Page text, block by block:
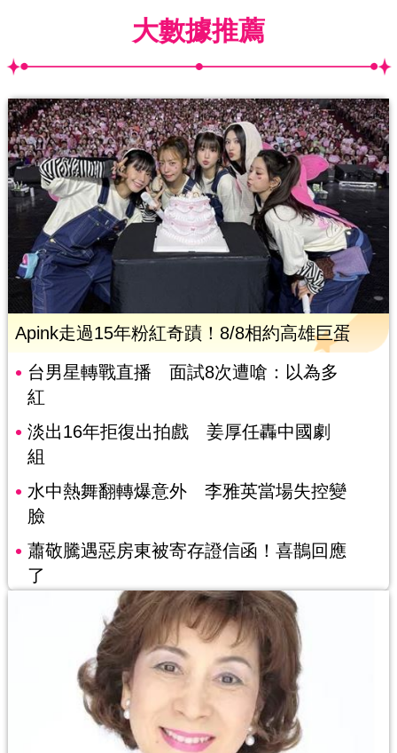
大數據推薦
Apink走過15年粉紅奇蹟！8/8相約高雄巨蛋
台男星轉戰直播 面試8次遭嗆：以為多
紅
淡出16年拒復出拍戲 姜厚任轟中國劇
組
水中熱舞翻轉爆意外 李雅英當場失控變
臉
蕭敬騰遇惡房東被寄存證信函！喜鵲回應
了